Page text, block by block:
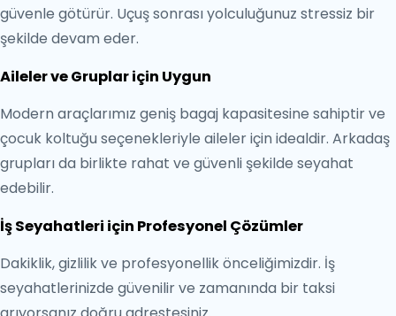
güvenle götürür. Uçuş sonrası yolculuğunuz stressiz bir
şekilde devam eder.
Aileler ve Gruplar için Uygun
Modern araçlarımız geniş bagaj kapasitesine sahiptir ve
çocuk koltuğu seçenekleriyle aileler için idealdir. Arkadaş
grupları da birlikte rahat ve güvenli şekilde seyahat
edebilir.
İş Seyahatleri için Profesyonel Çözümler
Dakiklik, gizlilik ve profesyonellik önceliğimizdir. İş
seyahatlerinizde güvenilir ve zamanında bir taksi